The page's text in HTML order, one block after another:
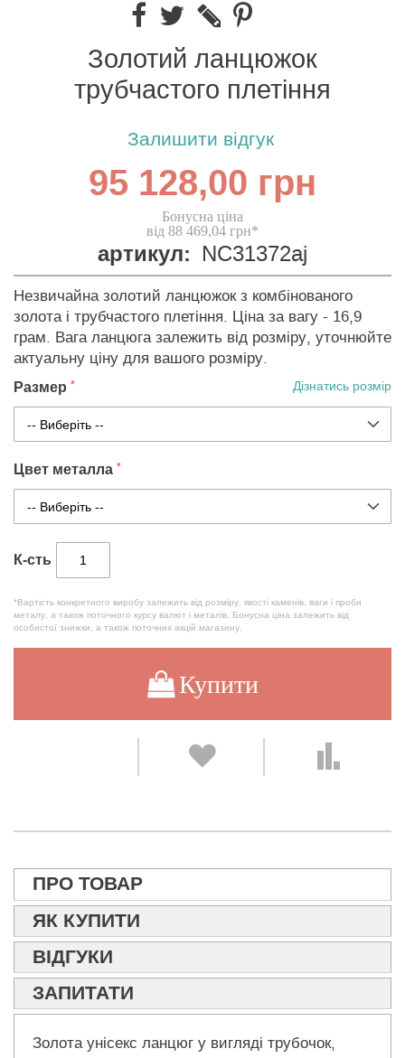
Золотий ланцюжок
трубчастого плетіння
Залишити відгук
95 128,00 грн
Бонусна ціна
від 88 469,04 грн*
артикул: NC31372aj
Незвичайна золотий ланцюжок з комбінованого
золота і трубчастого плетіння. Ціна за вагу - 16,9
грам. Вага ланцюга залежить від розміру, уточнюйте
актуальну ціну для вашого розміру.
Размер Дізнатись розмір
Цвет металла
К-сть
*Вартість конкретного виробу залежить від розміру, якості каменів, ваги і проби
металу, а також поточного курсу валют і металів. Бонусна ціна залежить від
особистої знижки, а також поточних акцій магазину.
Купити
ПРО ТОВАР
ЯК КУПИТИ
ВІДГУКИ
ЗАПИТАТИ
Золота унісекс ланцюг у вигляді трубочок,